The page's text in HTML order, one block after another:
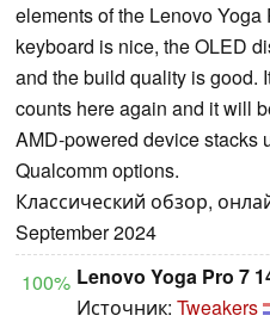
elements of the Lenovo Yoga
keyboard is nice, the OLED
and the build quality is good.
counts here again and it will
AMD-powered device stacks
Qualcomm options.
Классический обзор,
September 2024
100% Lenovo Yoga Pro 7
Источник: Tweakers